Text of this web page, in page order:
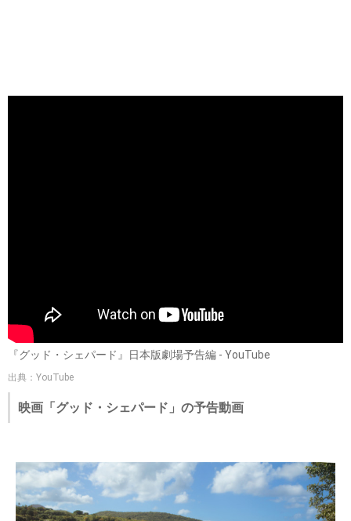
『グッド・シェパード』日本版劇場予告編 - YouTube
出典：YouTube
映画「グッド・シェパード」の予告動画